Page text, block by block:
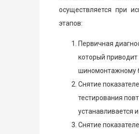
осуществляется при
этапов:
Первичная
который
шиномонтажному
Снятие
тестирования
устанавливается
Снятие